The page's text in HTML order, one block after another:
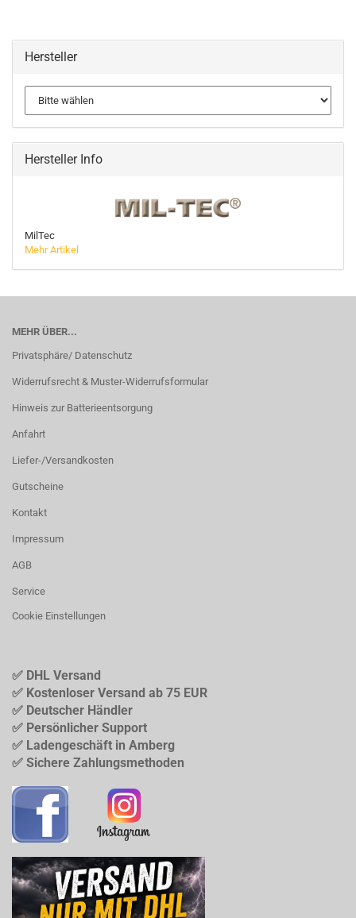
Hersteller
Hersteller Info
MilTec
Mehr Artikel
MEHR ÜBER...
Privatsphäre/ Datenschutz
Widerrufsrecht & Muster-Widerrufsformular
Hinweis zur Batterieentsorgung
Anfahrt
Liefer-/Versandkosten
Gutscheine
Kontakt
Impressum
AGB
Service
Cookie Einstellungen
✅ DHL Versand
✅ Kostenloser Versand ab 75 EUR
✅ Deutscher Händler
✅ Persönlicher Support
✅ Ladengeschäft in Amberg
✅ Sichere Zahlungsmethoden